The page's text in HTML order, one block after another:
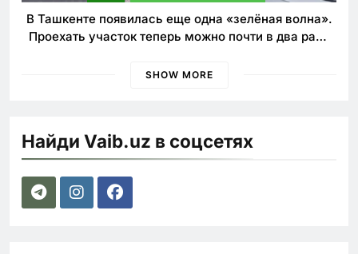
В Ташкенте появилась еще одна «зелёная волна».
Проехать участок теперь можно почти в два раза
SHOW MORE
Найди Vaib.uz в соцсетях